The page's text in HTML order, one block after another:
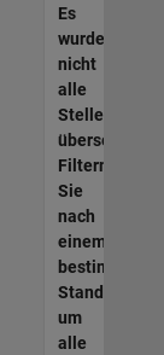
Es
wurden
nicht
alle
Stellen
übersetzt.
Filtern
Sie
nach
einem
bestimmten
Standort,
um
alle